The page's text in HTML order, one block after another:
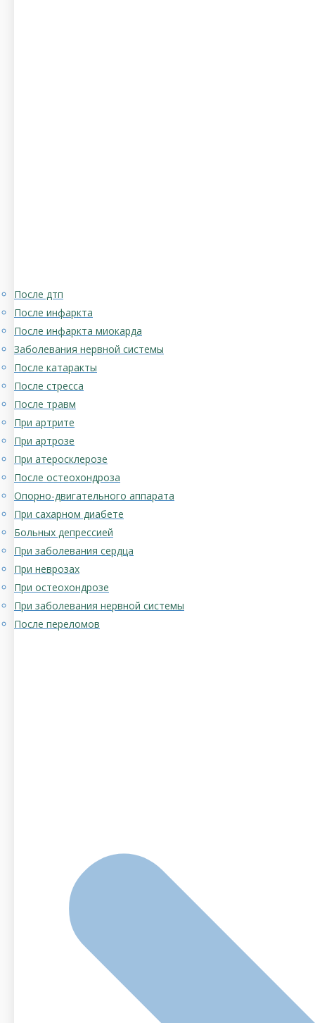
После дтп
После инфаркта
После инфаркта миокарда
Заболевания нервной системы
После катаракты
После стресса
После травм
При артрите
При артрозе
При атеросклерозе
После остеохондроза
Опорно-двигательного аппарата
При сахарном диабете
Больных депрессией
При заболевания сердца
При неврозах
При остеохондрозе
При заболевания нервной системы
После переломов